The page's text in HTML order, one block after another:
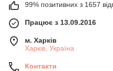
99% позитивних з 1657
Працює з 13.09.2016
м. Харків
Харків, Україна
Контакти